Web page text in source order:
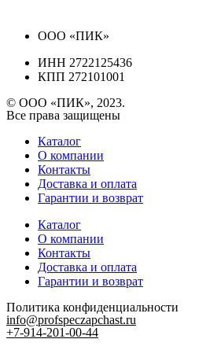
ООО «ПИК»
ИНН 2722125436
КПП 272101001
© ООО «ПИК», 2023.
Все права защищены
Каталог
О компании
Контакты
Доставка и оплата
Гарантии и возврат
Каталог
О компании
Контакты
Доставка и оплата
Гарантии и возврат
Политика конфиденциальности
info@profspeczapchast.ru
+7-914-201-00-44